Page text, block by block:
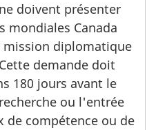
doivent présenter
mondiales Canada
diplomatique
demande doit
180 jours avant le
ou l'entrée
de compétence ou de